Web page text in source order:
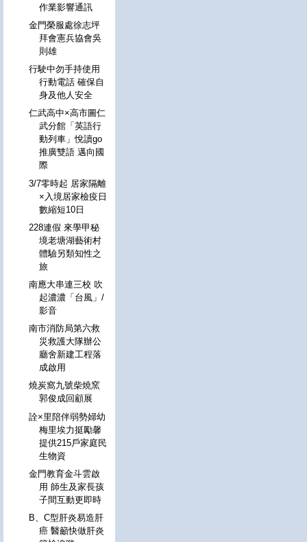
作業影響通訊
金門榮服處徐志坪
拜會憲兵協會吳
則雄
行駛中勿手持使用
行動電話 確保自
身及他人安全
仁武高中×高市圖仁
武分館「英語行
動列車」悅讀go
推廣雙語 邁向國
際
3/7零時起 居家隔離
×入境居家檢疫日
數縮短10日
228連假 來學甲秘
境老塘湖藝術村
體驗另類知性之
旅
南應大串連三校 吹
起濃濃「台風」/
影音
南市消防局第六救
災救護大隊辦公
廳舍新建工程落
成啟用
燒炭窩九號柴燒窯
郭俊成回顧展
詮×里陪伴弱勢婦幼
梅里埃力挺勵馨
提供215戶家庭民
生物資
金門教育金斗雲啟
用 師生及家長孩
子間互動更即時
B、C型肝炎易造肝
癌 醫籲快做肝炎